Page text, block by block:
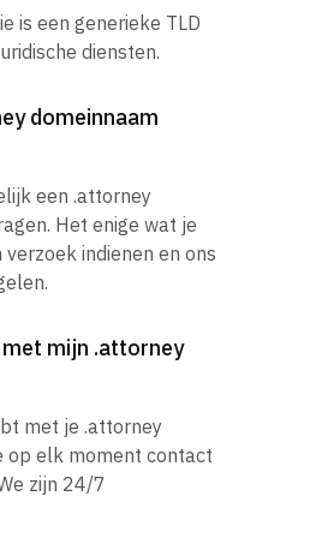
is een generieke TLD
diensten.
domeinnaam
een .attorney
Het enige wat je
indienen en ons
mijn .attorney
met je .attorney
op elk moment contact
zijn 24/7